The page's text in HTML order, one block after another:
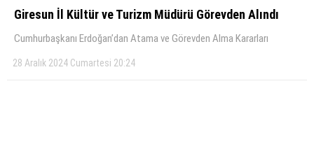
Giresun İl Kültür ve Turizm Müdürü Görevden Alındı
Cumhurbaşkanı Erdoğan’dan Atama ve Görevden Alma Kararları
28 Aralık 2024 Cumartesi 20:24